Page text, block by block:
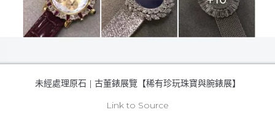
未經處理原石 | 古董錶展覽【稀有珍玩珠寶與腕錶展】
Link to Source